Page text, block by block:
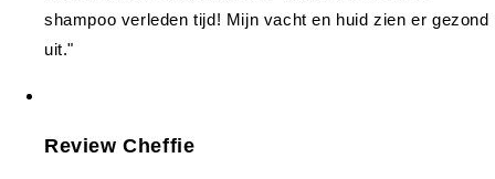
shampoo verleden tijd! Mijn vacht en huid zien er gezond
uit."
Review Cheffie